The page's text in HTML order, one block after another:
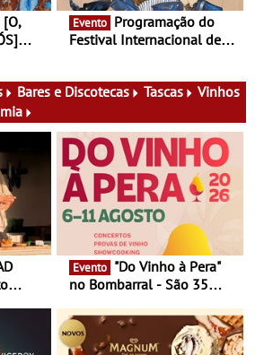
Evento
Festival Internacional de
29 de Agosto
Bares e Discotecas Tascas
Vinhos
Evento
no Bombarral - São 35
prova e seis dias de
experiências